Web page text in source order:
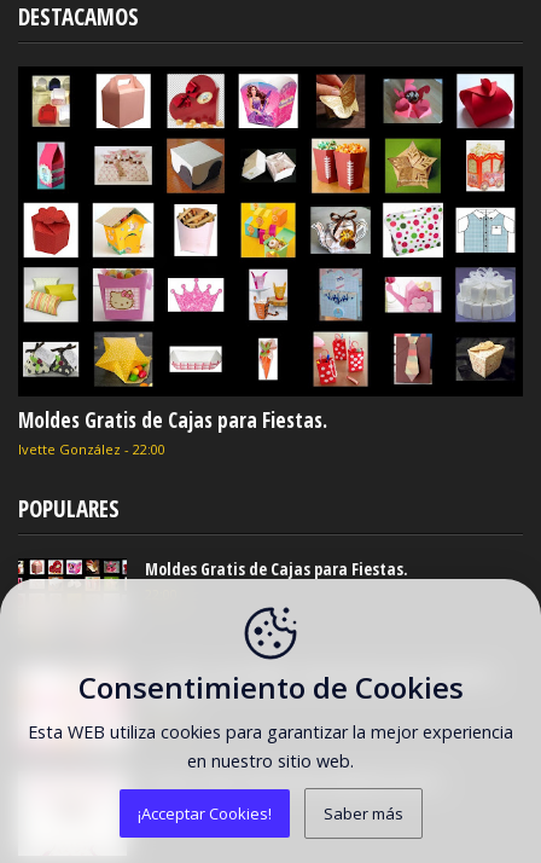
DESTACAMOS
Moldes Gratis de Cajas para Fiestas.
Ivette González - 22:00
POPULARES
Moldes Gratis de Cajas para Fiestas.
La Selva, para Niñas: Invitaciones para Imprimir
Gratis.
2:00
Consentimiento de Cookies
Esta WEB utiliza cookies para garantizar la mejor experiencia
en nuestro sitio web.
¡Acceptar Cookies! Saber más